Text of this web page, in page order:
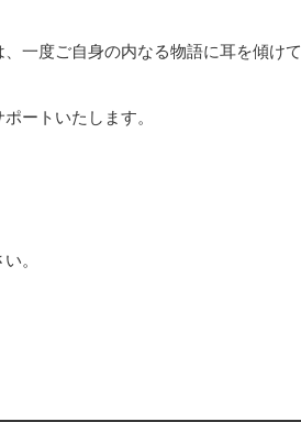
一度ご自身の内なる物語に耳を傾けて
ートいたします。
。